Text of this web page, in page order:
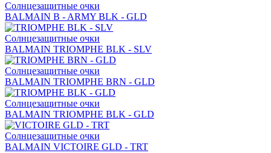
Солнцезащитные очки
BALMAIN B - ARMY BLK - GLD
Солнцезащитные очки
BALMAIN TRIOMPHE BLK - SLV
Солнцезащитные очки
BALMAIN TRIOMPHE BRN - GLD
Солнцезащитные очки
BALMAIN TRIOMPHE BLK - GLD
Солнцезащитные очки
BALMAIN VICTOIRE GLD - TRT